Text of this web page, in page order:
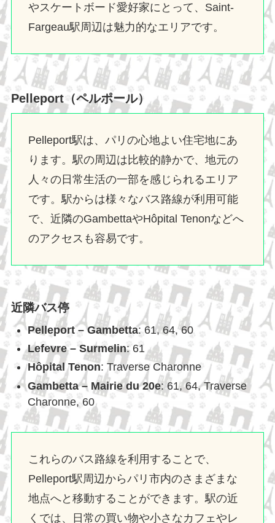
やスケートボード愛好家にとって、Saint-
Fargeau駅周辺は魅力的なエリアです。
Pelleport（ペルポール）
Pelleport駅は、パリの心地よい住宅地にあ
ります。駅の周辺は比較的静かで、地元の
人々の日常生活の一部を感じられるエリア
です。駅からは様々なバス路線が利用可能
で、近隣のGambettaやHôpital Tenonなどへ
のアクセスも容易です。
近隣バス停
Pelleport – Gambetta: 61, 64, 60
Lefevre – Surmelin: 61
Hôpital Tenon: Traverse Charonne
Gambetta – Mairie du 20e: 61, 64, Traverse
Charonne, 60
これらのバス路線を利用することで、
Pelleport駅周辺からパリ市内のさまざまな
地点へと移動することができます。駅の近
くでは、日常の買い物や小さなカフェやレ